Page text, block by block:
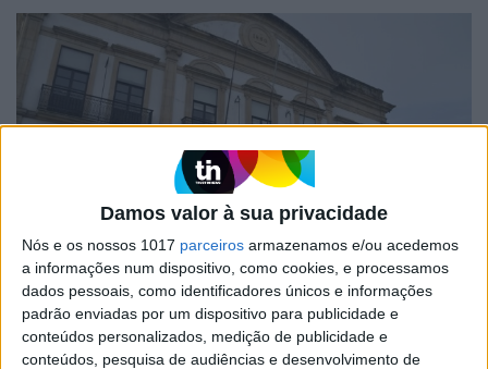
Damos valor à sua privacidade
Nós e os nossos 1017 parceiros armazenamos e/ou acedemos
a informações num dispositivo, como cookies, e processamos
dados pessoais, como identificadores únicos e informações
padrão enviadas por um dispositivo para publicidade e
conteúdos personalizados, medição de publicidade e
conteúdos, pesquisa de audiências e desenvolvimento de
OPINIÃO
Carta aberta: Hospitais para as
Misericórdias: pragmatismo ou
obsessão ideológica?